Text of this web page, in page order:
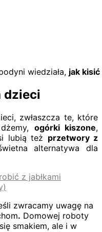
wiedziała, jak
dzieci
zwłaszcza te, które
ogórki kiszone,
lubią też przetwory z
alternatywa dla
z jabłkami
zwracamy uwagę na
. Domowej roboty
smakiem, ale i w